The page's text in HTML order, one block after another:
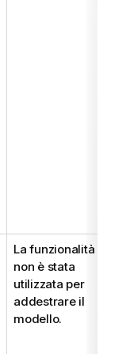
La funzionalità
non è stata
utilizzata per
addestrare il
modello.